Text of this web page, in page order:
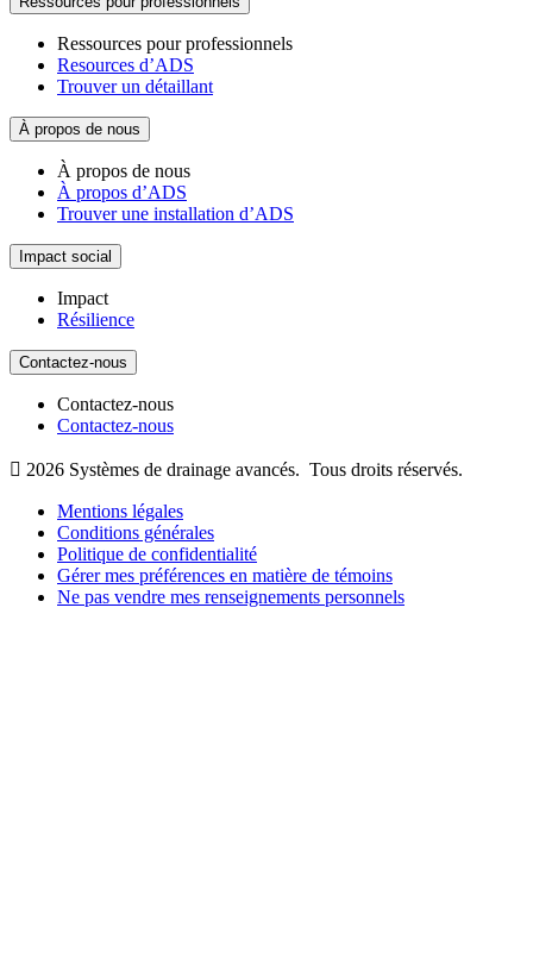
Ressources pour professionnels
Resources d’ADS
Trouver un détaillant
À propos de nous
À propos de nous
À propos d’ADS
Trouver une installation d’ADS
Impact social
Impact
Résilience
Contactez-nous
Contactez-nous
Contactez-nous
 2026 Systèmes de drainage avancés. Tous droits réservés.
Mentions légales
Conditions générales
Politique de confidentialité
Gérer mes préférences en matière de témoins
Ne pas vendre mes renseignements personnels